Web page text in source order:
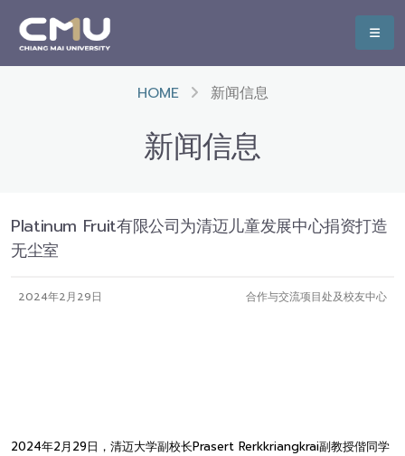
HOME 新闻信息
新闻信息
Platinum Fruit有限公司为清迈儿童发展中心捐资打造
无尘室
2024年2月29日 合作与交流项目处及校友中心
2024年2月29日，清迈大学副校长Prasert Rerkkriangkrai副教授偕同学